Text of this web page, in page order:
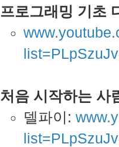
프로그래밍 기초
처음 시작하는 사
델파이: